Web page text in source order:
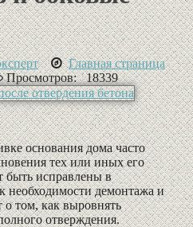
Главная страница
Просмотров: 18339
основания дома часто
тех или иных его
быть исправлены в
необходимости демонтажа и
о том, как выровнять
отверждения.